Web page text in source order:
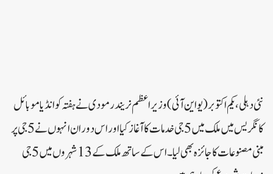
نئی دہلی، یکم اکتوبر (یو این آئی) وزیر اعظم نریندر مودی نے ہفتہ کو انڈیا موبائل
کانگریس میں ملک میں 5جی خدمات کا آغاز کیا اور اس دوران انہوں نے 5جی پر
مبنی مصنوعات کا جائزہ بھی لیا۔ اس کے ساتھ ملک کے 13 شہروں میں 5جی